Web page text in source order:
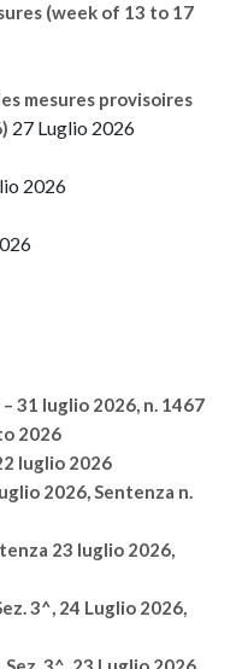
(week of 13 to 17
mesures provisoires
27 Luglio 2026
2026
– 31 luglio 2026, n. 1467
2026
luglio 2026
2026, Sentenza n.
23 luglio 2026,
3^, 24 Luglio 2026,